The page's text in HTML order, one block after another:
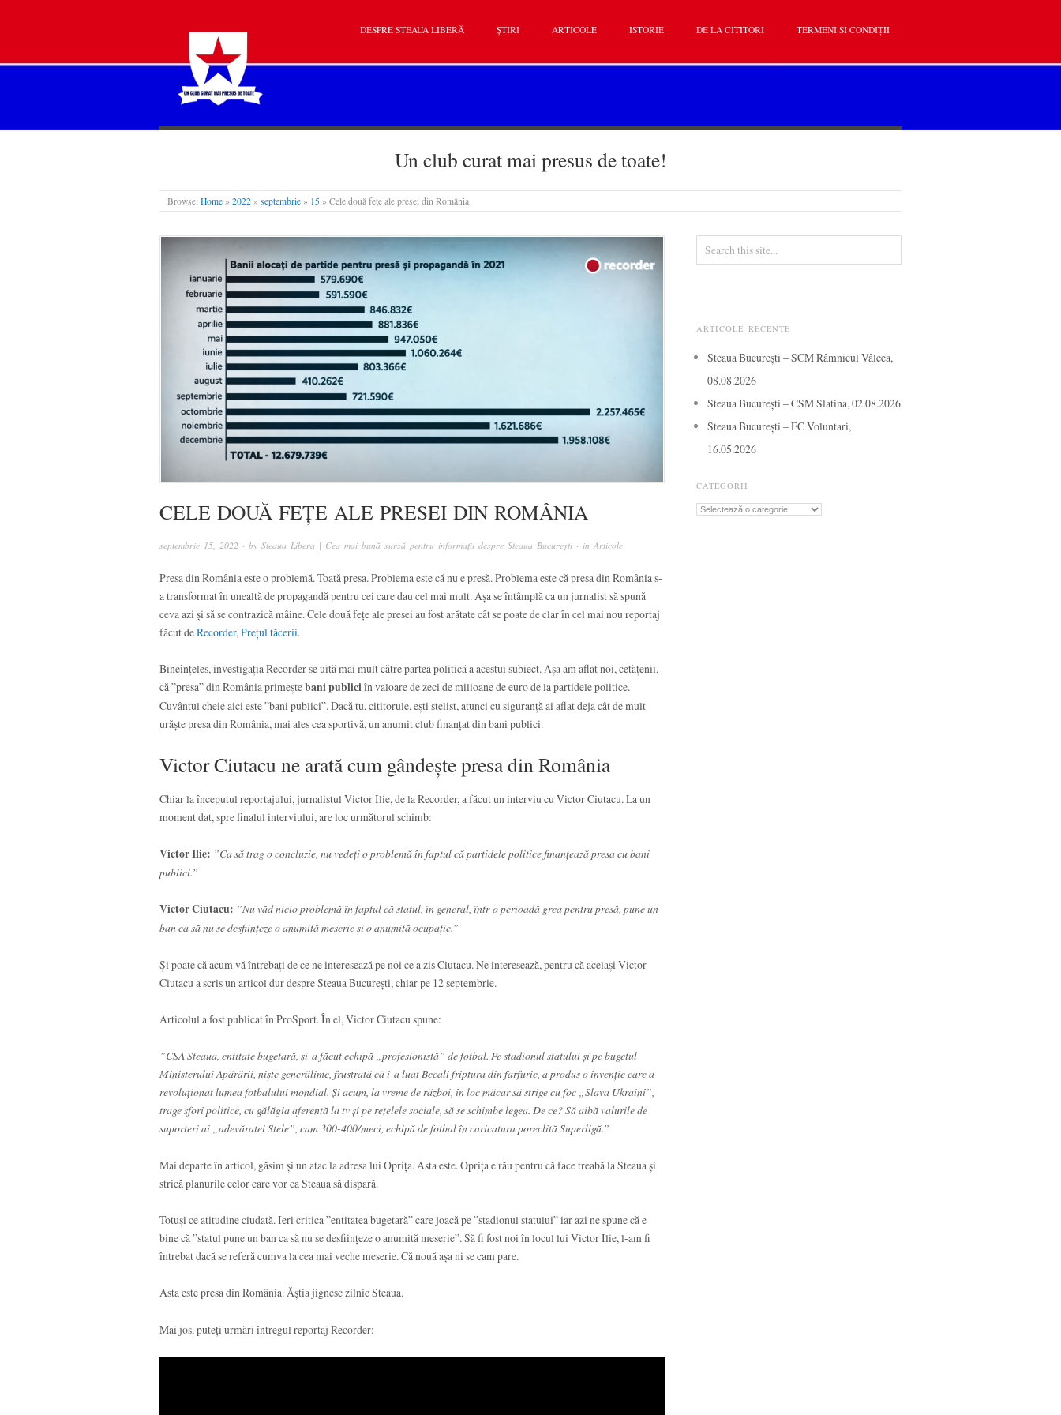
STEAUA LIBERĂ
DESPRE STEAUA LIBERĂ ȘTIRI ARTICOLE ISTORIE DE LA CITITORI TERMENI SI CONDIȚII
Un club curat mai presus de toate!
Browse: Home » 2022 » septembrie » 15 » Cele două fețe ale presei din România
CELE DOUĂ FEȚE ALE PRESEI DIN ROMÂNIA
septembrie 15, 2022 · by Steaua Libera | Cea mai bună sursă pentru informații despre Steaua București · in Articole
Presa din România este o problemă. Toată presa. Problema este că nu e presă. Problema este că presa din România s-
a transformat în unealtă de propagandă pentru cei care dau cel mai mult. Așa se întâmplă ca un jurnalist să spună
ceva azi și să se contrazică mâine. Cele două fețe ale presei au fost arătate cât se poate de clar în cel mai nou reportaj
făcut deRecorder, Prețul tăcerii.
Bineînțeles, investigația Recorder se uită mai mult către partea politică a acestui subiect. Așa am aflat noi, cetățenii,
că ”presa” din România primeștebani publiciîn valoare de zeci de milioane de euro de la partidele politice.
Cuvântul cheie aici este ”bani publici”. Dacă tu, cititorule, ești stelist, atunci cu siguranță ai aflat deja cât de mult
urăște presa din România, mai ales cea sportivă, un anumit club finanțat din bani publici.
Victor Ciutacu ne arată cum gândește presa din România
Chiar la începutul reportajului, jurnalistul Victor Ilie, de la Recorder, a făcut un interviu cu Victor Ciutacu. La un
moment dat, spre finalul interviului, are loc următorul schimb:
Victor Ilie: ”Ca să trag o concluzie, nu vedeți o problemă în faptul că partidele politice finanțează presa cu bani
publici.”
Victor Ciutacu: ”Nu văd nicio problemă în faptul că statul, în general, într-o perioadă grea pentru presă, pune un
ban ca să nu se desființeze o anumită meserie și o anumită ocupație.”
Și poate că acum vă întrebați de ce ne interesează pe noi ce a zis Ciutacu. Ne interesează, pentru că același Victor
Ciutacu a scris un articol dur despre Steaua București, chiar pe 12 septembrie.
Articolul a fost publicat în ProSport. În el, Victor Ciutacu spune:
”CSA Steaua, entitate bugetară, și-a făcut echipă „profesionistă” de fotbal. Pe stadionul statului și pe bugetul
Ministerului Apărării, niște generălime, frustrată că i-a luat Becali friptura din farfurie, a produs o invenție care a
revoluționat lumea fotbalului mondial. Și acum, la vreme de război, în loc măcar să strige cu foc „Slava Ukrainî”,
trage sfori politice, cu gălăgia aferentă la tv și pe rețelele sociale, să se schimbe legea. De ce? Să aibă valurile de
suporteri ai „adevăratei Stele”, cam 300-400/meci, echipă de fotbal în caricatura poreclită Superligă.”
Mai departe în articol, găsim și un atac la adresa lui Oprița. Asta este. Oprița e rău pentru că face treabă la Steaua și
strică planurile celor care vor ca Steaua să dispară.
Totuși ce atitudine ciudată. Ieri critica ”entitatea bugetară” care joacă pe ”stadionul statului” iar azi ne spune că e
bine că ”statul pune un ban ca să nu se desființeze o anumită meserie”. Să fi fost noi în locul lui Victor Ilie, l-am fi
întrebat dacă se referă cumva la cea mai veche meserie. Că nouă așa ni se cam pare.
Asta este presa din România. Ăștia jignesc zilnic Steaua.
Mai jos, puteți urmări întregul reportaj Recorder:
ARTICOLE RECENTE
Steaua București – SCM Râmnicul Vâlcea,
08.08.2026
Steaua București – CSM Slatina, 02.08.2026
Steaua București – FC Voluntari,
16.05.2026
CATEGORII
Categorii